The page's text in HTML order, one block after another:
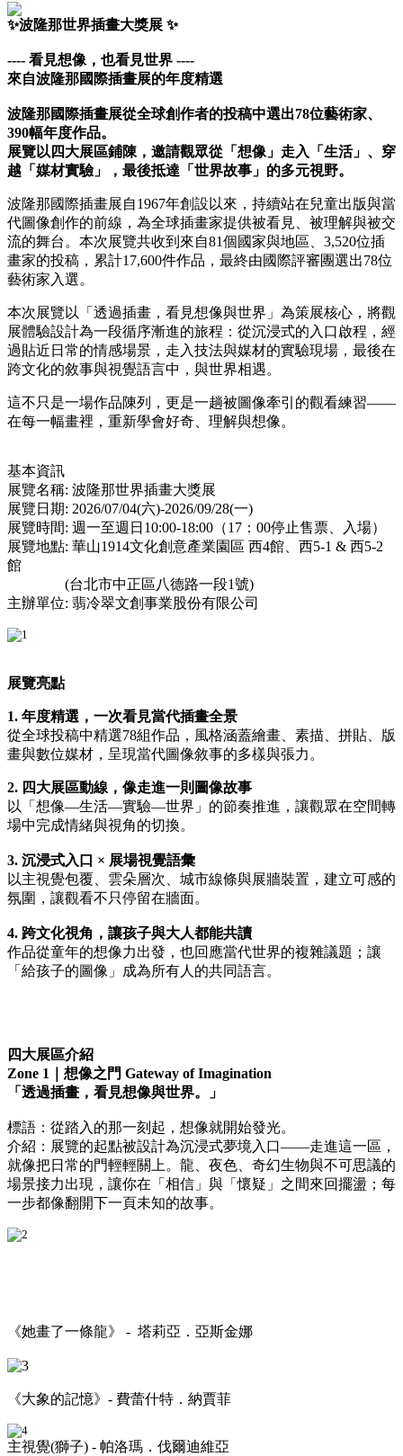
✨波隆那世界插畫大獎展 ✨
---- 看見想像，也看見世界 ----
來自波隆那國際插畫展的年度精選
波隆那國際插畫展從全球創作者的投稿中選出78位藝術家、
390幅年度作品。
展覽以四大展區鋪陳，邀請觀眾從「想像」走入「生活」、穿
越「媒材實驗」，最後抵達「世界故事」的多元視野。
波隆那國際插畫展自1967年創設以來，持續站在兒童出版與當
代圖像創作的前線，為全球插畫家提供被看見、被理解與被交
流的舞台。本次展覽共收到來自81個國家與地區、3,520位插
畫家的投稿，累計17,600件作品，最終由國際評審團選出78位
藝術家入選。
本次展覽以「透過插畫，看見想像與世界」為策展核心，將觀
展體驗設計為一段循序漸進的旅程：從沉浸式的入口啟程，經
過貼近日常的情感場景，走入技法與媒材的實驗現場，最後在
跨文化的敘事與視覺語言中，與世界相遇。
這不只是一場作品陳列，更是一趟被圖像牽引的觀看練習——
在每一幅畫裡，重新學會好奇、理解與想像。
基本資訊
展覽名稱: 波隆那世界插畫大獎展
展覽日期: 2026/07/04(六)-2026/09/28(一)
展覽時間: 週一至週日10:00-18:00（17：00停止售票、入場）
展覽地點: 華山1914文化創意產業園區 西4館、西5-1 & 西5-2
館
(台北市中正區八德路一段1號)
主辦單位: 翡冷翠文創事業股份有限公司
展覽亮點
1. 年度精選，一次看見當代插畫全景
從全球投稿中精選78組作品，風格涵蓋繪畫、素描、拼貼、版
畫與數位媒材，呈現當代圖像敘事的多樣與張力。
2. 四大展區動線，像走進一則圖像故事
以「想像—生活—實驗—世界」的節奏推進，讓觀眾在空間轉
場中完成情緒與視角的切換。
3. 沉浸式入口 × 展場視覺語彙
以主視覺包覆、雲朵層次、城市線條與展牆裝置，建立可感的
氛圍，讓觀看不只停留在牆面。
4. 跨文化視角，讓孩子與大人都能共讀
作品從童年的想像力出發，也回應當代世界的複雜議題；讓
「給孩子的圖像」成為所有人的共同語言。
四大展區介紹
Zone 1｜想像之門 Gateway of Imagination
「透過插畫，看見想像與世界。」
標語：從踏入的那一刻起，想像就開始發光。
介紹：展覽的起點被設計為沉浸式夢境入口——走進這一區，
就像把日常的門輕輕關上。龍、夜色、奇幻生物與不可思議的
場景接力出現，讓你在「相信」與「懷疑」之間來回擺盪；每
一步都像翻開下一頁未知的故事。
《她畫了一條龍》 - 塔莉亞．亞斯金娜
《大象的記憶》- 費蕾什特．納賈菲
主視覺(獅子) - 帕洛瑪．伐爾迪維亞